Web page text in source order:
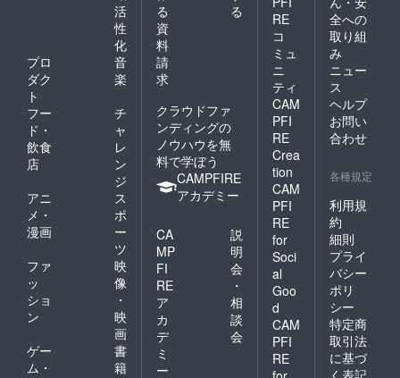
活
性
化
プロ
ダク
ト
音
楽
フー
ド・
飲食
店
チ
ャ
レ
ン
ジ
アニ
メ・
漫画
ス
ポ
ー
ツ
ファ
ッ
ショ
ン
映
像
・
映
画
ゲー
ム・
書
籍
る
る
資
料
請
求
クラウドファ
ンディングの
ノウハウを無
料で学ぼう
CAMPFIRE
アカデミー
CA
MP
FI
RE
ア
カ
デ
ミ
ー
説
明
会
・
相
談
会
RE
コ
ミュ
ニ
ティ
CAM
PFI
RE
Crea
tion
CAM
PFI
RE
for
Soci
al
Goo
d
CAM
PFI
RE
全への
取り組
み
ニュー
ス
ヘルプ
お問い
合わせ
各種規定
利用規
約
細則
プライ
バシー
ポリ
シー
特定商
取引法
に基づ